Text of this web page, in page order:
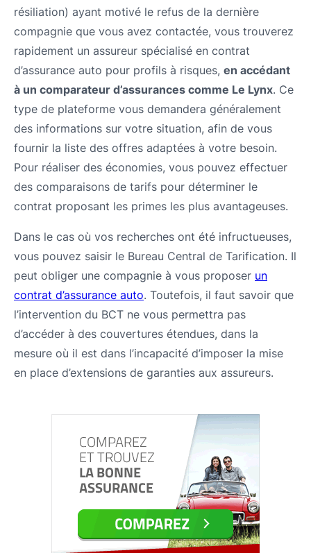
résiliation) ayant motivé le refus de la dernière
compagnie que vous avez contactée, vous trouverez
rapidement un assureur spécialisé en contrat
d’assurance auto pour profils à risques, en accédant
à un comparateur d’assurances comme Le Lynx. Ce
type de plateforme vous demandera généralement
des informations sur votre situation, afin de vous
fournir la liste des offres adaptées à votre besoin.
Pour réaliser des économies, vous pouvez effectuer
des comparaisons de tarifs pour déterminer le
contrat proposant les primes les plus avantageuses.
Dans le cas où vos recherches ont été infructueuses,
vous pouvez saisir le Bureau Central de Tarification. Il
peut obliger une compagnie à vous proposer un
contrat d’assurance auto. Toutefois, il faut savoir que
l’intervention du BCT ne vous permettra pas
d’accéder à des couvertures étendues, dans la
mesure où il est dans l’incapacité d’imposer la mise
en place d’extensions de garanties aux assureurs.